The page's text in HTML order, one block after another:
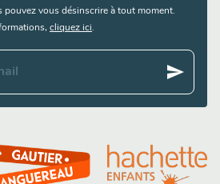
pouvez vous désinscrire à tout moment.
cliquez ici.
send